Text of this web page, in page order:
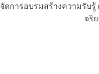
ดการอบรมสร้างความรับ
จริ